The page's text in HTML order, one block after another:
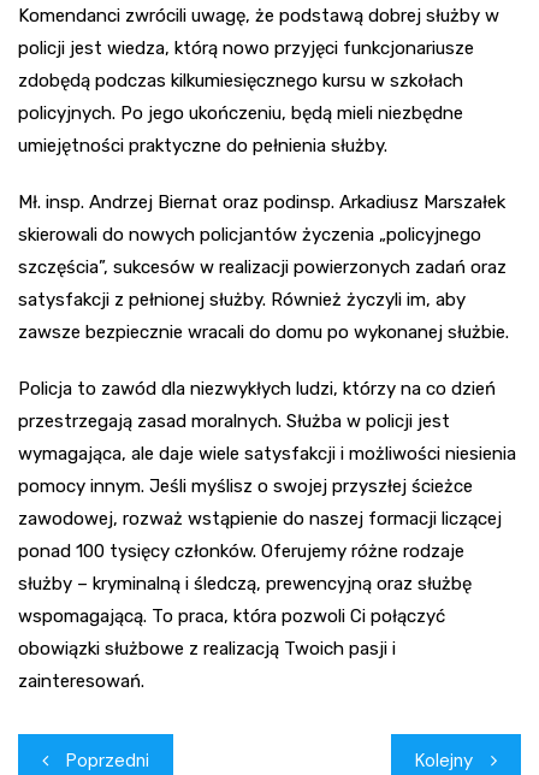
Komendanci zwrócili uwagę, że podstawą dobrej służby w
policji jest wiedza, którą nowo przyjęci funkcjonariusze
zdobędą podczas kilkumiesięcznego kursu w szkołach
policyjnych. Po jego ukończeniu, będą mieli niezbędne
umiejętności praktyczne do pełnienia służby.
Mł. insp. Andrzej Biernat oraz podinsp. Arkadiusz Marszałek
skierowali do nowych policjantów życzenia „policyjnego
szczęścia”, sukcesów w realizacji powierzonych zadań oraz
satysfakcji z pełnionej służby. Również życzyli im, aby
zawsze bezpiecznie wracali do domu po wykonanej służbie.
Policja to zawód dla niezwykłych ludzi, którzy na co dzień
przestrzegają zasad moralnych. Służba w policji jest
wymagająca, ale daje wiele satysfakcji i możliwości niesienia
pomocy innym. Jeśli myślisz o swojej przyszłej ścieżce
zawodowej, rozważ wstąpienie do naszej formacji liczącej
ponad 100 tysięcy członków. Oferujemy różne rodzaje
służby – kryminalną i śledczą, prewencyjną oraz służbę
wspomagającą. To praca, która pozwoli Ci połączyć
obowiązki służbowe z realizacją Twoich pasji i
zainteresowań.
Nawigacja
Poprzedni Kolejny